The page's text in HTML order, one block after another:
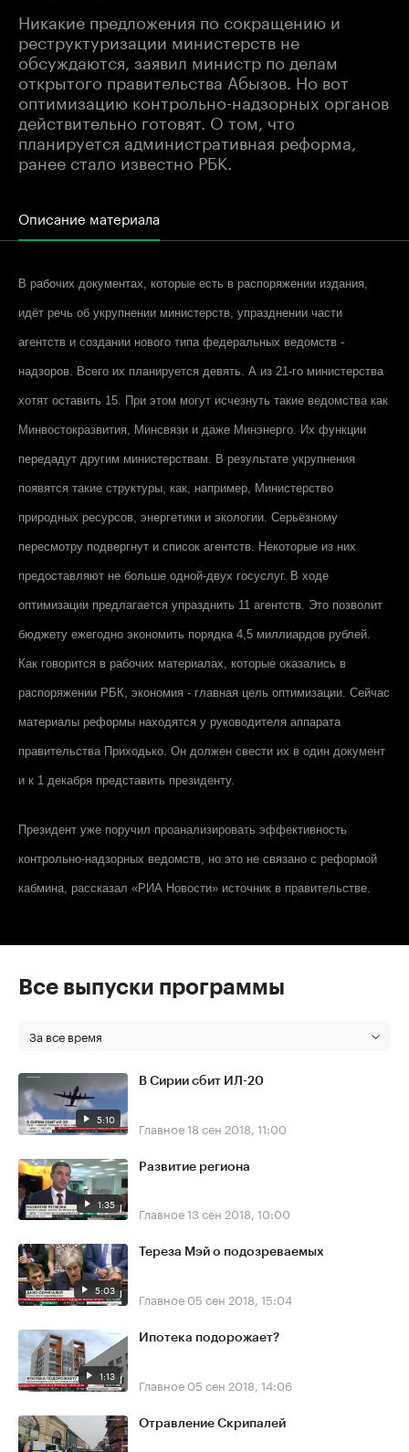
Никакие предложения по сокращению и
реструктуризации министерств не
обсуждаются, заявил министр по делам
открытого правительства Абызов. Но вот
оптимизацию контрольно-надзорных органов
действительно готовят. О том, что
планируется административная реформа,
ранее стало известно РБК.
Описание материала
В рабочих документах, которые есть в распоряжении издания,
идёт речь об укрупнении министерств, упразднении части
агентств и создании нового типа федеральных ведомств -
надзоров. Всего их планируется девять. А из 21-го министерства
хотят оставить 15. При этом могут исчезнуть такие ведомства как
Минвостокразвития, Минсвязи и даже Минэнерго. Их функции
передадут другим министерствам. В результате укрупнения
появятся такие структуры, как, например, Министерство
природных ресурсов, энергетики и экологии. Серьёзному
пересмотру подвергнут и список агентств. Некоторые из них
предоставляют не больше одной-двух госуслуг. В ходе
оптимизации предлагается упразднить 11 агентств. Это позволит
бюджету ежегодно экономить порядка 4,5 миллиардов рублей.
Как говорится в рабочих материалах, которые оказались в
распоряжении РБК, экономия - главная цель оптимизации. Сейчас
материалы реформы находятся у руководителя аппарата
правительства Приходько. Он должен свести их в один документ
и к 1 декабря представить президенту.
Президент уже поручил проанализировать эффективность
контрольно-надзорных ведомств, но это не связано с реформой
кабмина, рассказал «РИА Новости» источник в правительстве.
Все выпуски программы
За все время
5:10
В Сирии сбит ИЛ-20
Главное18 сен 2018, 11:00
1:35
Развитие региона
Главное13 сен 2018, 10:00
5:03
Тереза Мэй о подозреваемых
Главное 05 сен 2018, 15:04
1:13
Ипотека подорожает?
Главное 05 сен 2018, 14:06
Отравление Скрипалей